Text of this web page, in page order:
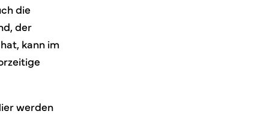
die
der
kann im
werden